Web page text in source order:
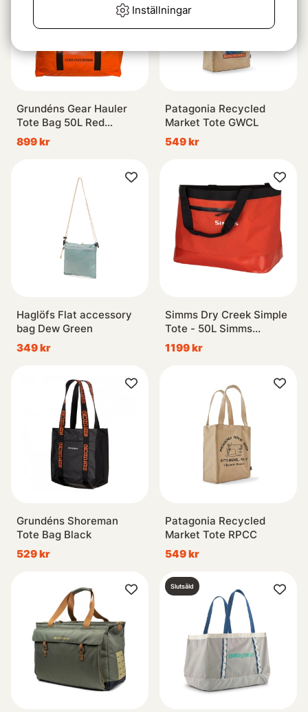
Grundéns Gear Hauler
Tote Bag 50L Red
Orange
899 kr
Patagonia Recycled
Market Tote GWCL
549 kr
Haglöfs Flat accessory
bag Dew Green
349 kr
Simms Dry Creek Simple
Tote - 50L Simms
Orange
1199 kr
Grundéns Shoreman
Tote Bag Black
529 kr
Patagonia Recycled
Market Tote RPCC
549 kr
Slutsåld
Inställningar